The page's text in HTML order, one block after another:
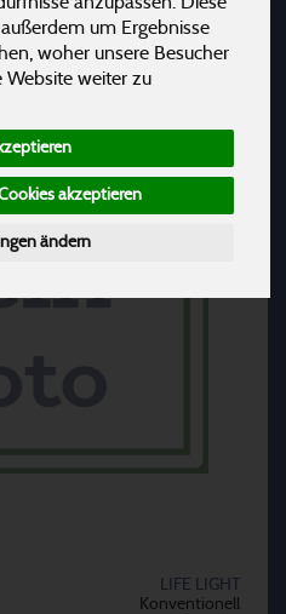
um Ergebnisse
woher unsere Besucher
Website weiter zu
akzeptieren
ändern
LIFE LIGHT
Konventionell